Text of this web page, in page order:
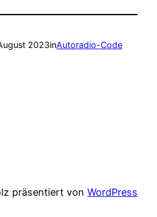
2023inAutoradio-Code
präsentiert von WordPress